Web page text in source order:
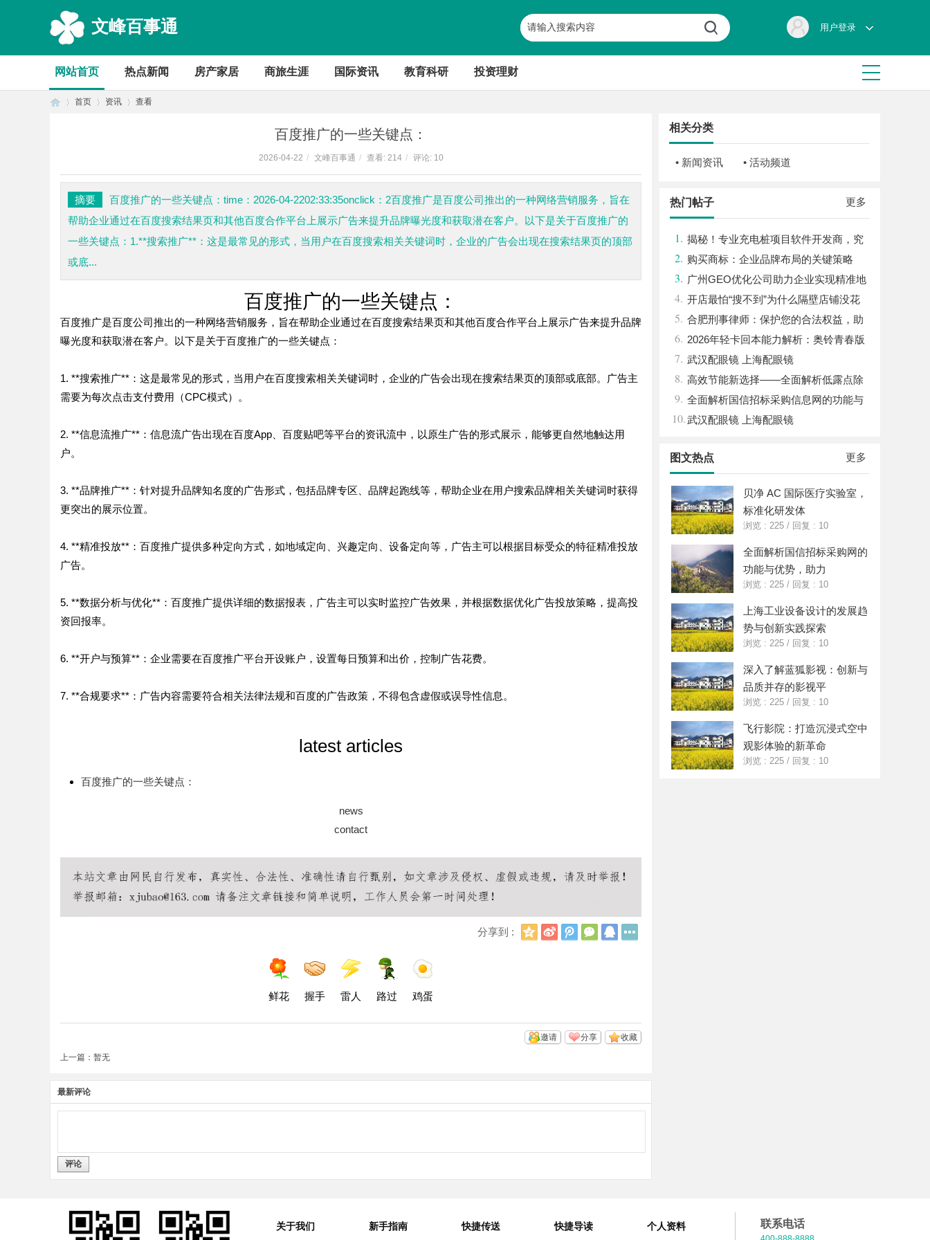
文峰百事通 用户登录
网站首页 热点新闻 房产家居 商旅生涯 国际资讯 教育科研 投资理财
首页 资讯 查看
百度推广的一些关键点：
2026-04-22 / 文峰百事通 / 查看: 214 / 评论: 10
摘要
百度推广的一些关键点：time：2026-04-2202:33:35onclick：2百度推广是百度公司推出的一种网络营销服务，旨在
帮助企业通过在百度搜索结果页和其他百度合作平台上展示广告来提升品牌曝光度和获取潜在客户。以下是关于百度推广的
一些关键点：1.**搜索推广**：这是最常见的形式，当用户在百度搜索相关关键词时，企业的广告会出现在搜索结果页的顶部
或底...
百度推广的一些关键点：
time： 2026-04-22 02:33:35 onclick： 2
百度推广是百度公司推出的一种网络营销服务，旨在帮助企业通过在百度搜索结果页和其他百度合作平台上展示广告来提升品牌
曝光度和获取潜在客户。以下是关于百度推广的一些关键点：
1. **搜索推广**：这是最常见的形式，当用户在百度搜索相关关键词时，企业的广告会出现在搜索结果页的顶部或底部。广告主
需要为每次点击支付费用（CPC模式）。
2. **信息流推广**：信息流广告出现在百度App、百度贴吧等平台的资讯流中，以原生广告的形式展示，能够更自然地触达用
户。
3. **品牌推广**：针对提升品牌知名度的广告形式，包括品牌专区、品牌起跑线等，帮助企业在用户搜索品牌相关关键词时获得
更突出的展示位置。
4. **精准投放**：百度推广提供多种定向方式，如地域定向、兴趣定向、设备定向等，广告主可以根据目标受众的特征精准投放
广告。
5. **数据分析与优化**：百度推广提供详细的数据报表，广告主可以实时监控广告效果，并根据数据优化广告投放策略，提高投
资回报率。
6. **开户与预算**：企业需要在百度推广平台开设账户，设置每日预算和出价，控制广告花费。
7. **合规要求**：广告内容需要符合相关法律法规和百度的广告政策，不得包含虚假或误导性信息。
latest articles
百度推广的一些关键点：
news
contact
分享到 :
Q
新
浪
腾
讯
微
信
Q
鲜花 握手 雷人 路过 鸡蛋
收藏
分享
邀请
上一篇：暂无
最新评论
评论
相关分类
• 新闻资讯 • 活动频道
更多
热门帖子
1. 揭秘！专业充电桩项目软件开发商，究
竟藏着哪些行业秘诀？
2. 购买商标：企业品牌布局的关键策略
3. 广州GEO优化公司助力企业实现精准地
理信息服务升级
4. 开店最怕“搜不到”为什么隔壁店铺没花
钱，ai却天天给他免费派单？
5. 合肥刑事律师：保护您的合法权益，助
您走出法律困境
6. 2026年轻卡回本能力解析：奥铃青春版
回本关键因素与高潜力车型介绍
7. 武汉配眼镜 上海配眼镜
8. 高效节能新选择——全面解析低露点除
湿机的应用与优势
9. 全面解析国信招标采购信息网的功能与
优势
10.武汉配眼镜 上海配眼镜
更多
图文热点
贝净 AC 国际医疗实验室，
标准化研发体
浏览 : 225 / 回复 : 10
全面解析国信招标采购网的
功能与优势，助力
浏览 : 225 / 回复 : 10
上海工业设备设计的发展趋
势与创新实践探索
浏览 : 225 / 回复 : 10
深入了解蓝狐影视：创新与
品质并存的影视平
浏览 : 225 / 回复 : 10
飞行影院：打造沉浸式空中
观影体验的新革命
浏览 : 225 / 回复 : 10
关于我们 新手指南 快捷传送 快捷导读 个人资料 联系电话